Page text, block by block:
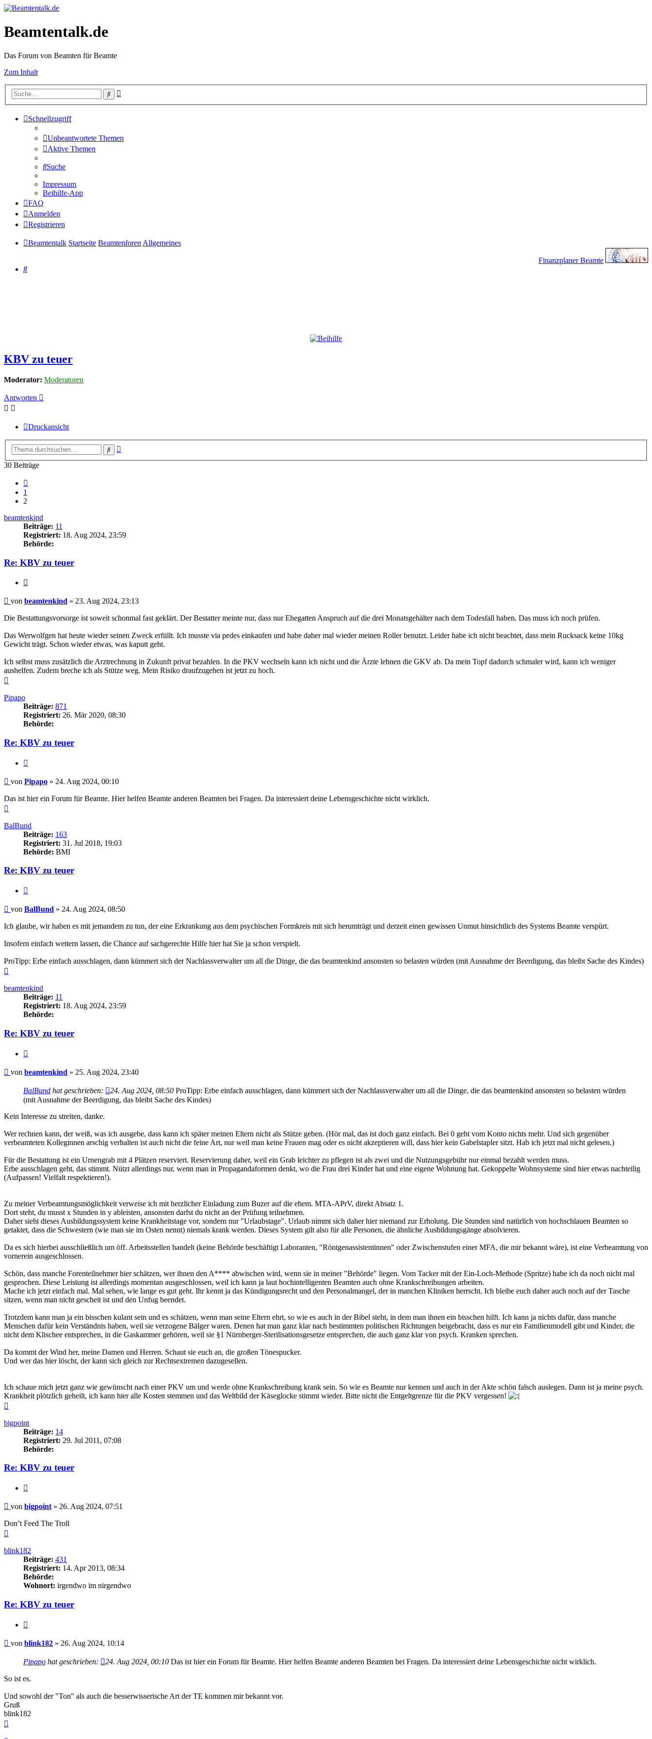
Beamtentalk.de
Das Forum von Beamten für Beamte
Zum Inhalt
Suche
Schnellzugriff
Unbeantwortete Themen
Aktive Themen
Suche
Impressum
Beihilfe-App
FAQ
Anmelden
Registrieren
Beamtentalk Startseite BeamtenforenAllgemeines
Finanzplaner Beamte
Suche
KBV zu teuer
Moderator: Moderatoren
Antworten
Druckansicht
Suche
30 Beiträge
1
2
beamtenkind
Beiträge: 11
Registriert: 18. Aug 2024, 23:59
Behörde:
Re: KBV zu teuer
Beitrag
von beamtenkind » 23. Aug 2024, 23:13
Die Bestattungsvorsorge ist soweit schonmal fast geklärt. Der Bestatter meinte nur, dass nur Ehegatten Anspruch auf die drei Monatsgehälter nach dem Todesfall haben. Das muss ich noch prüfen.
Das Werwolfgen hat heute wieder seinen Zweck erfüllt. Ich musste via pedes einkaufen und habe daher mal wieder meinen Roller benutzt. Leider habe ich nicht beachtet, dass mein Rucksack keine 10kg
Gewicht trägt. Schon wieder etwas, was kaputt geht.
Ich selbst muss zusätzlich die Arztrechnung in Zukunft privat bezahlen. In die PKV wechseln kann ich nicht und die Ärzte lehnen die GKV ab. Da mein Topf dadurch schmaler wird, kann ich weniger
aushelfen. Zudem breche ich als Stütze weg. Mein Risiko draufzugehen ist jetzt zu hoch.
Pipapo
Beiträge: 871
Registriert: 26. Mär 2020, 08:30
Behörde:
Re: KBV zu teuer
Beitrag
von Pipapo » 24. Aug 2024, 00:10
Das ist hier ein Forum für Beamte. Hier helfen Beamte anderen Beamten bei Fragen. Da interessiert deine Lebensgeschichte nicht wirklich.
BalBund
Beiträge: 163
Registriert: 31. Jul 2018, 19:03
Behörde: BMI
Re: KBV zu teuer
Beitrag
von BalBund » 24. Aug 2024, 08:50
Ich glaube, wir haben es mit jemandem zu tun, der eine Erkrankung aus dem psychischen Formkreis mit sich herumträgt und derzeit einen gewissen Unmut hinsichtlich des Systems Beamte verspürt.
Insofern einfach wettern lassen, die Chance auf sachgerechte Hilfe hier hat Sie ja schon verspielt.
ProTipp: Erbe einfach ausschlagen, dann kümmert sich der Nachlassverwalter um all die Dinge, die das beamtenkind ansonsten so belasten würden (mit Ausnahme der Beerdigung, das bleibt Sache des Kindes)
beamtenkind
Beiträge: 11
Registriert: 18. Aug 2024, 23:59
Behörde:
Re: KBV zu teuer
Beitrag
von beamtenkind » 25. Aug 2024, 23:40
BalBund hat geschrieben: 24. Aug 2024, 08:50 ProTipp: Erbe einfach ausschlagen, dann kümmert sich der Nachlassverwalter um all die Dinge, die das beamtenkind ansonsten so belasten würden
(mit Ausnahme der Beerdigung, das bleibt Sache des Kindes)
Kein Interesse zu streiten, danke.
Wer rechnen kann, der weiß, was ich ausgebe, dass kann ich später meinen Eltern nicht als Stütze geben. (Hör mal, das ist doch ganz einfach. Bei 0 geht vom Konto nichts mehr. Und sich gegenüber
verbeamteten Kolleginnen arschig verhalten ist auch nicht die feine Art, nur weil man keine Frauen mag oder es nicht akzeptieren will, dass hier kein Gabelstapler sitzt. Hab ich jetzt mal nicht gelesen.)
Für die Bestattung ist ein Urnengrab mit 4 Plätzen reserviert. Reservierung daher, weil ein Grab leichter zu pflegen ist als zwei und die Nutzungsgebühr nur einmal bezahlt werden muss.
Erbe ausschlagen geht, das stimmt. Nützt allerdings nur, wenn man in Propagandaformen denkt, wo die Frau drei Kinder hat und eine eigene Wohnung hat. Gekoppelte Wohnsysteme sind hier etwas nachteilig
(Aufpassen! Vielfalt respektieren!).
Zu meiner Verbeamtungsmöglichkeit verweise ich mit herzlicher Einladung zum Buzer auf die ehem. MTA-APrV, direkt Absatz 1.
Dort steht, du musst x Stunden in y ableisten, ansonsten darfst du nicht an der Prüfung teilnehmen.
Daher sieht dieses Ausbildungssystem keine Krankheitstage vor, sondern nur "Urlaubstage". Urlaub nimmt sich daher hier niemand zur Erholung. Die Stunden sind natürlich von hochschlauen Beamten so
getaktet, dass die Schwestern (wie man sie im Osten nennt) niemals krank werden. Dieses System gilt also für alle Personen, die ähnliche Ausbildungsgänge absolvieren.
Da es sich hierbei ausschließlich um öff. Arbeitsstellen handelt (keine Behörde beschäftigt Laboranten, "Röntgenassistentinnen" oder Zwischenstufen einer MFA, die mir bekannt wäre), ist eine Verbeamtung von
vornerein ausgeschlossen.
Schön, dass manche Forenteilnehmer hier schätzen, wer ihnen den A**** abwischen wird, wenn sie in meiner "Behörde" liegen. Vom Tacker mit der Ein-Loch-Methode (Spritze) habe ich da noch nicht mal
gesprochen. Diese Leistung ist allerdings momentan ausgeschlossen, weil ich kann ja laut hochintelligenten Beamten auch ohne Krankschreibungen arbeiten.
Mache ich jetzt einfach mal. Mal sehen, wie lange es gut geht. Ihr kennt ja das Kündigungsrecht und den Personalmangel, der in manchen Kliniken herrscht. Ich bleibe euch daher auch noch auf der Tasche
sitzen, wenn man nicht gescheit ist und den Unfug beendet.
Trotzdem kann man ja ein bisschen kulant sein und es schätzen, wenn man seine Eltern ehrt, so wie es auch in der Bibel steht, in dem man ihnen ein bisschen hilft. Ich kann ja nichts dafür, dass manche
Menschen dafür kein Verständnis haben, weil sie verzogene Bälger waren. Denen hat man ganz klar nach bestimmten politischen Richtungen beigebracht, dass es nur ein Familienmodell gibt und Kinder, die
nicht dem Klischee entsprechen, in die Gaskammer gehören, weil sie §1 Nürnberger-Sterilisationsgesetze entsprechen, die auch ganz klar von psych. Kranken sprechen.
Da kommt der Wind her, meine Damen und Herren. Schaut sie euch an, die großen Tönespucker.
Und wer das hier löscht, der kann sich gleich zur Rechtsextremen dazugesellen.
Ich schaue mich jetzt ganz wie gewünscht nach einer PKV um und werde ohne Krankschreibung krank sein. So wie es Beamte nur kennen und auch in der Akte schön falsch auslegen. Dann ist ja meine psych.
Krankheit plötzlich geheilt, ich kann hier alle Kosten stemmen und das Weltbild der Käseglocke stimmt wieder. Bitte nicht die Entgeltgrenze für die PKV vergessen!
bigpoint
Beiträge: 14
Registriert: 29. Jul 2011, 07:08
Behörde:
Re: KBV zu teuer
Beitrag
von bigpoint » 26. Aug 2024, 07:51
Don’t Feed The Troll
blink182
Beiträge: 431
Registriert: 14. Apr 2013, 08:34
Behörde:
Wohnort: irgendwo im nirgendwo
Re: KBV zu teuer
Beitrag
von blink182 » 26. Aug 2024, 10:14
Pipapo hat geschrieben: 24. Aug 2024, 00:10 Das ist hier ein Forum für Beamte. Hier helfen Beamte anderen Beamten bei Fragen. Da interessiert deine Lebensgeschichte nicht wirklich.
So ist es.
Und sowohl der "Ton" als auch die besserwisserische Art der TE kommen mir bekannt vor.
Gruß
blink182